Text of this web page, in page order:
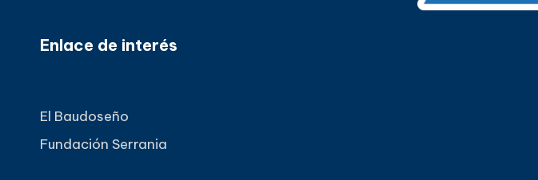
Enlace de interés
El Baudoseño
Fundación Serrania